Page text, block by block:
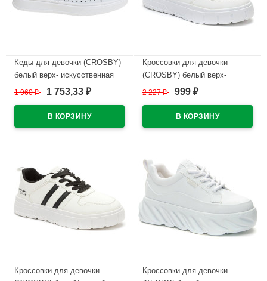
Кеды для девочки (CROSBY)
белый верх- искусственная
кожа подкладка-текстиль
R577884102W
1 960₽ 1 753,33 ₽
Кроссовки для девочки
(CROSBY) белый верх-
искусственная кожа/сетка
арт.248039/02-02
2 227₽ 999 ₽
Кроссовки для девочки
Кроссовки для девочки